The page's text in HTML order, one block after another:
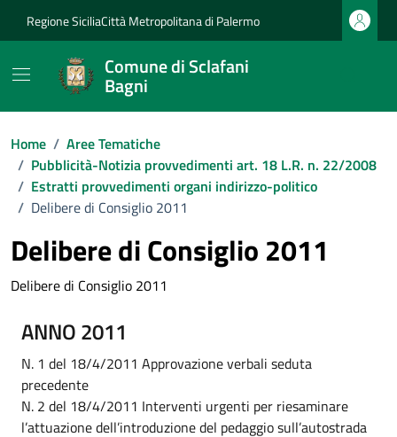
Regione SiciliaCittà Metropolitana di Palermo
Comune di Sclafani
Bagni
Home / Aree Tematiche
/ Pubblicità-Notizia provvedimenti art. 18 L.R. n. 22/2008
/ Estratti provvedimenti organi indirizzo-politico
/ Delibere di Consiglio 2011
Delibere di Consiglio 2011
Delibere di Consiglio 2011
ANNO 2011
N. 1 del 18/4/2011 Approvazione verbali seduta
precedente
N. 2 del 18/4/2011 Interventi urgenti per riesaminare
l’attuazione dell’introduzione del pedaggio sull’autostrada